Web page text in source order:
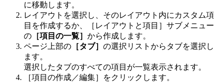
に移動します。
レイアウトを選択し、そのレイアウト内にカスタム項
目を作成するか、［レイアウトと項目］サブメニュー
の ［項目の一覧］ から作成します。
ページ上部の ［タブ］ の選択リストからタブを選択し
ます。
選択したタブのすべての項目が一覧表示されます。
［項目の作成／編集］をクリックします。